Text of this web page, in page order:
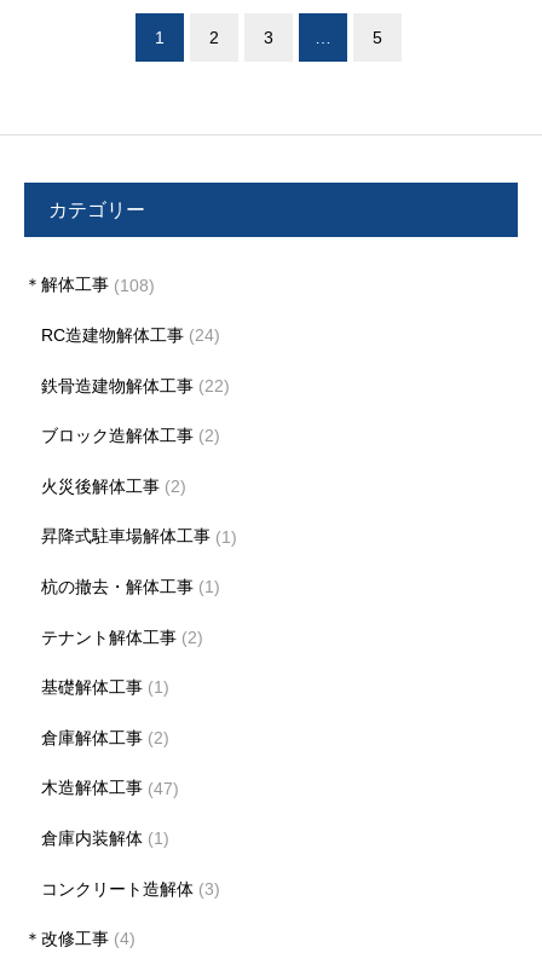
1 2 3 5
カテゴリー
＊解体工事 (108)
RC造建物解体工事 (24)
鉄骨造建物解体工事 (22)
ブロック造解体工事 (2)
火災後解体工事 (2)
昇降式駐車場解体工事 (1)
杭の撤去・解体工事 (1)
テナント解体工事 (2)
基礎解体工事 (1)
倉庫解体工事 (2)
木造解体工事 (47)
倉庫内装解体 (1)
コンクリート造解体 (3)
＊改修工事 (4)